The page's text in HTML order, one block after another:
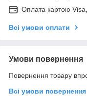
Оплата картою
Всі умови оплати
Умови повернення
Повернення товару
Всі умови повернення